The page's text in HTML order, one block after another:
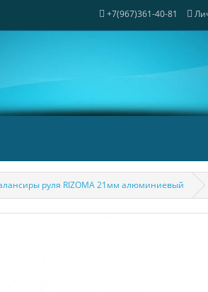
+7(967)361-40-81
руля RIZOMA 21мм алюминиевый